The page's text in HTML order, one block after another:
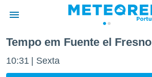
da
Tempo em Fuente el Fresno
10:31 Sexta